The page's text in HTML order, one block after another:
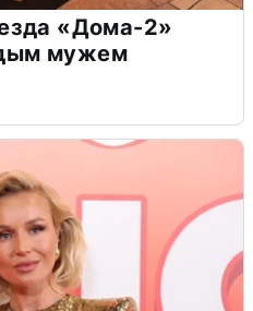
«Дома-2»
мужем